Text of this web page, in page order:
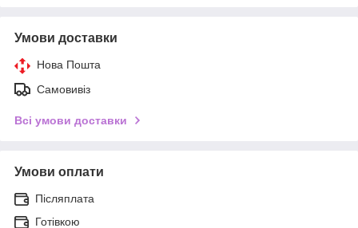
Умови доставки
Нова Пошта
Самовивіз
Всі умови доставки
Умови оплати
Післяплата
Готівкою